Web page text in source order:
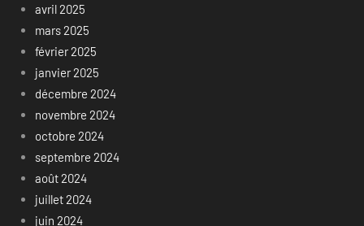
avril 2025
mars 2025
février 2025
janvier 2025
décembre 2024
novembre 2024
octobre 2024
septembre 2024
août 2024
juillet 2024
juin 2024